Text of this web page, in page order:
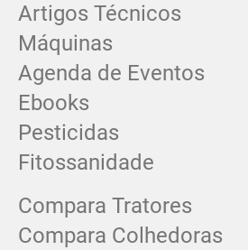
Artigos Técnicos
Máquinas
Agenda de Eventos
Ebooks
Pesticidas
Fitossanidade
Compara Tratores
Compara Colhedoras